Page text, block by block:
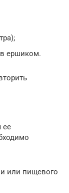
ершиком.
ее
или пищевого